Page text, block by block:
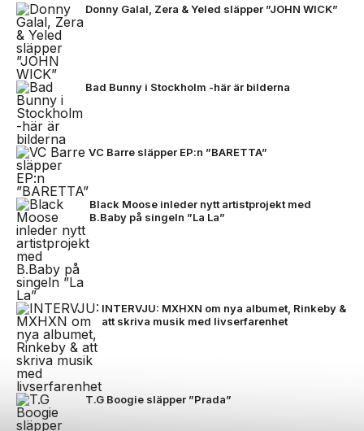
Donny Galal, Zera & Yeled släpper ”JOHN WICK”
Bad Bunny i Stockholm -här är bilderna
VC Barre släpper EP:n ”BARETTA”
Black Moose inleder nytt artistprojekt med
B.Baby på singeln ”La La”
INTERVJU: MXHXN om nya albumet, Rinkeby &
att skriva musik med livserfarenhet
T.G Boogie släpper ”Prada”